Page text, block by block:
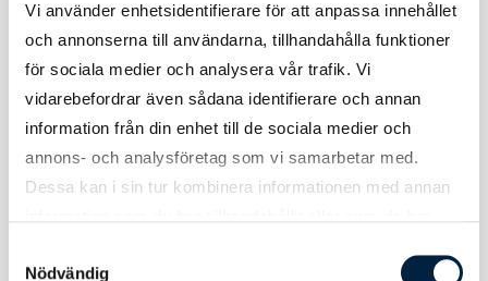
Vi använder enhetsidentifierare för att anpassa innehållet
och annonserna till användarna, tillhandahålla funktioner
för sociala medier och analysera vår trafik. Vi
vidarebefordrar även sådana identifierare och annan
information från din enhet till de sociala medier och
annons- och analysföretag som vi samarbetar med.
Dessa kan i sin tur kombinera informationen med annan
Nödvändig
Ficka 1 Lock med kardborre.
Ficka 3 Lock med kardborre.
Ficka 4 Lock med kardborre.